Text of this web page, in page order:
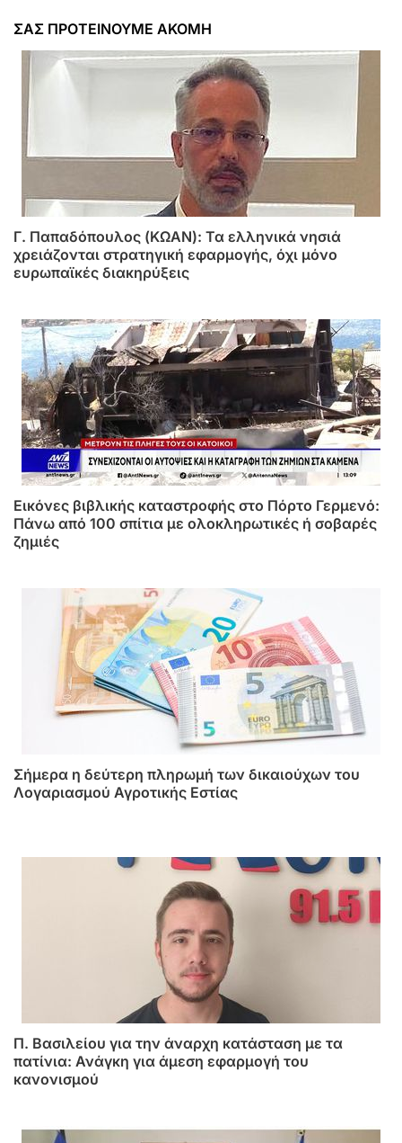
ΣΑΣ ΠΡΟΤΕΙΝΟΥΜΕ ΑΚΟΜΗ
Γ. Παπαδόπουλος (ΚΩΑΝ): Τα ελληνικά νησιά
χρειάζονται στρατηγική εφαρμογής, όχι μόνο
ευρωπαϊκές διακηρύξεις
Εικόνες βιβλικής καταστροφής στο Πόρτο Γερμενό:
Πάνω από 100 σπίτια με ολοκληρωτικές ή σοβαρές
ζημιές
Σήμερα η δεύτερη πληρωμή των δικαιούχων του
Λογαριασμού Αγροτικής Εστίας
Π. Βασιλείου για την άναρχη κατάσταση με τα
πατίνια: Ανάγκη για άμεση εφαρμογή του
κανονισμού